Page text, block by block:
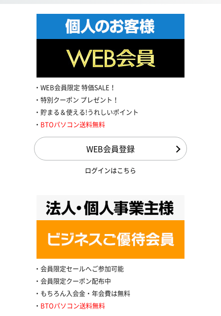
WEB会員限定 特価SALE！
特別クーポン プレゼント！
貯まる＆使える!うれしいポイント
BTOパソコン送料無料
WEB会員登録
ログインはこちら
会員限定セールへご参加可能
会員限定クーポン配布中
もちろん入会金・年会費は無料
BTOパソコン送料無料